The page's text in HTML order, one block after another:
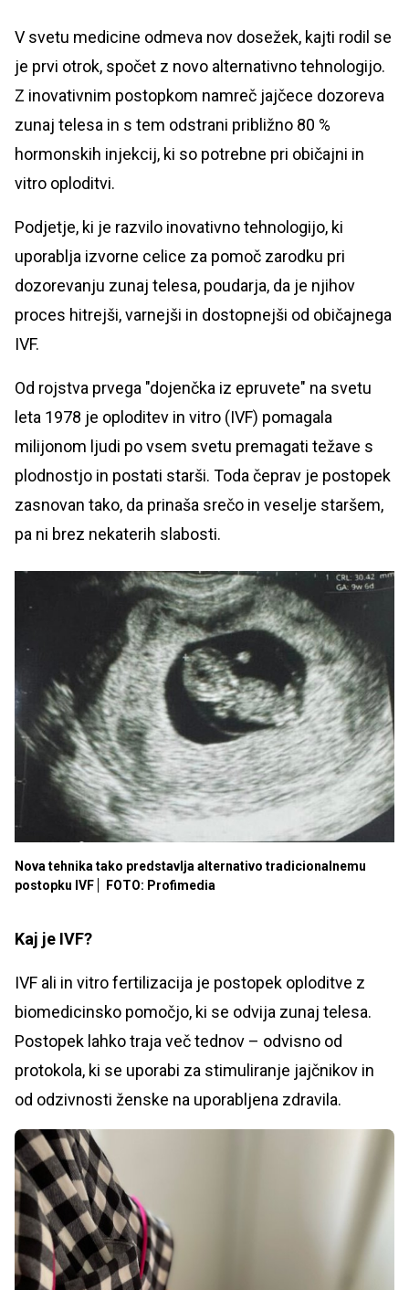
V svetu medicine odmeva nov dosežek, kajti rodil se
je prvi otrok, spočet z novo alternativno tehnologijo.
Z inovativnim postopkom namreč jajčece dozoreva
zunaj telesa in s tem odstrani približno 80 %
hormonskih injekcij, ki so potrebne pri običajni in
vitro oploditvi.
Podjetje, ki je razvilo inovativno tehnologijo, ki
uporablja izvorne celice za pomoč zarodku pri
dozorevanju zunaj telesa, poudarja, da je njihov
proces hitrejši, varnejši in dostopnejši od običajnega
IVF.
Od rojstva prvega "dojenčka iz epruvete" na svetu
leta 1978 je oploditev in vitro (IVF) pomagala
milijonom ljudi po vsem svetu premagati težave s
plodnostjo in postati starši. Toda čeprav je postopek
zasnovan tako, da prinaša srečo in veselje staršem,
pa ni brez nekaterih slabosti.
Nova tehnika tako predstavlja alternativo tradicionalnemu
postopku IVF
FOTO: Profimedia
Kaj je IVF?
IVF ali in vitro fertilizacija je postopek oploditve z
biomedicinsko pomočjo, ki se odvija zunaj telesa.
Postopek lahko traja več tednov – odvisno od
protokola, ki se uporabi za stimuliranje jajčnikov in
od odzivnosti ženske na uporabljena zdravila.